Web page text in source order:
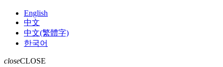
English
中文
中文(繁體字)
한국어
closeCLOSE